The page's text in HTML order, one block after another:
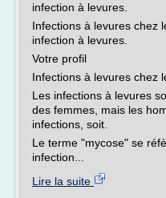
infection à levures.
Infections à levures chez
infection à levures.
Votre profil
Infections à levures chez
Les infections à levures
des femmes, mais les
infections, soit.
Le terme "mycose" se
infection...
Lire la suite